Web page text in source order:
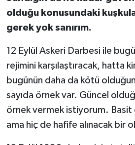
olduğu konusundaki
gerek yok sanırım.
12 Eylül Askeri Darbesi ile
rejimini karşılaştıracak, hatta
bugünün daha da kötü
sayıda örnek var. Güncel
örnek vermek istiyorum.
ama hiç de hafife alınacak bir